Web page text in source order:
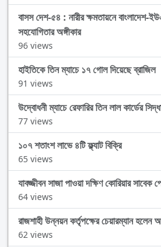
বাসস দেশ-৫৪ : নারীর ক্ষমতায়নে বাংলাদেশ-
সহযোগিতার অঙ্গীকার
96 views
হাইতিকে তিন ম্যাচে ১৭ গোল দিয়েছে ব্রাজিল
91 views
উদ্বোধনী ম্যাচে রেফারির তিন লাল কার্ডের
77 views
১০৭ শতাংশ লাভে ৪টি ফ্ল্যাট বিক্রি
65 views
যাবজ্জীবন সাজা পাওয়া দক্ষিণ কোরিয়ার সাবেক
64 views
রাজশাহী উন্নয়ন কর্তৃপক্ষের চেয়ারম্যান
62 views